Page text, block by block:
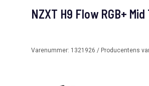
NZXT H9 Flow RGB+
Varenummer: 1321926 / Producentens